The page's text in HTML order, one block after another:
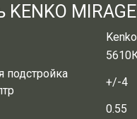
KENKO
Kenko
подстройка
+/-4
0.55